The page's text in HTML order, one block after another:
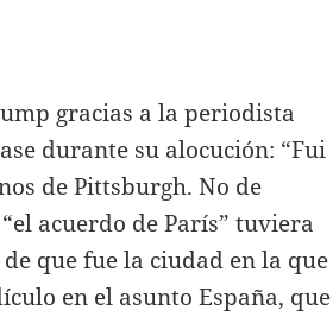
gracias a la periodista
durante su alocución: “Fui
de Pittsburgh. No de
acuerdo de París” tuviera
que fue la ciudad en la que
en el asunto España, que